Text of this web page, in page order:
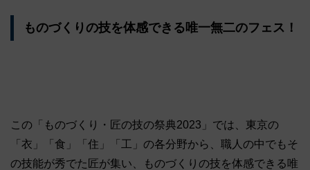
ものづくりの技を体感できる唯一無二のフェス！
この「ものづくり・匠の技の祭典2023」では、東京の
「衣」「食」「住」「工」の各分野から、職人の中でもそ
の技能が秀でた匠が集い、ものづくりの技を体感できる唯